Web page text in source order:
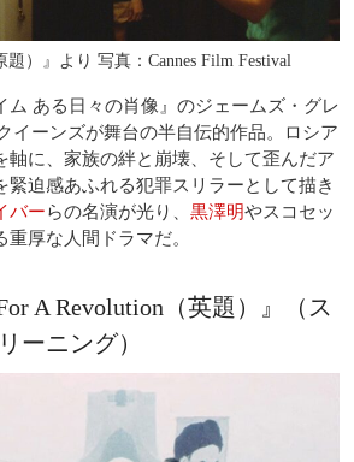
題）』より 写真：Cannes Film Festival
ム ある日々の肖像』のジェームズ・グレ
イーンズが舞台の半自伝的作品。ロシア
軸に、家族の絆と崩壊、そして歪んだア
緊迫感あふれる犯罪スリラーとして描き
バーらの名演が光り、 黒澤明やスコセッ
厚な人間ドラマだ。
A Revolution（英題）』（ス
ーニング）